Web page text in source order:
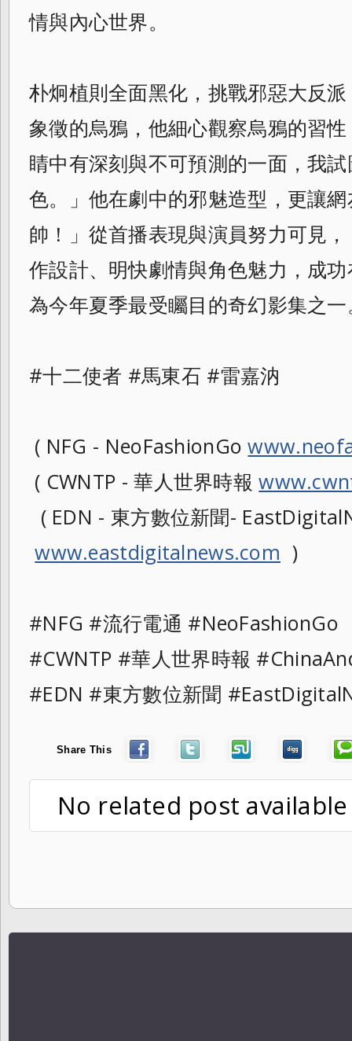
情與內心世界。
朴炯植則全面黑化，挑戰邪惡大反
象徵的烏鴉，他細心觀察烏鴉的習
睛中有深刻與不可預測的一面，我
色。」他在劇中的邪魅造型，更讓
帥！」從首播表現與演員努力可見
作設計、明快劇情與角色魅力，成
為今年夏季最受矚目的奇幻影集之
#十二使者 #馬東石 #雷嘉汭
( NFG - NeoFashionGo
( CWNTP - 華人世界時報
( EDN - 東方數位新聞-
www.eastdigitalnews.com )
#NFG #流行電通
#CWNTP #華人世界時報
#EDN #東方數位新聞
Share This
No related post available